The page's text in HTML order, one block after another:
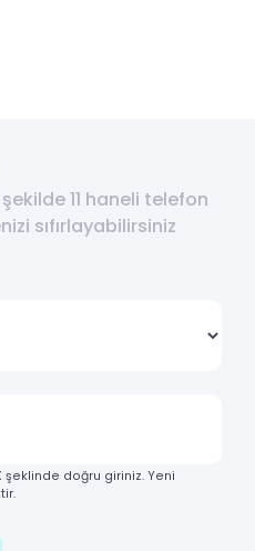
11 haneli telefon
sıfırlayabilirsiniz
şeklinde doğru giriniz. Yeni